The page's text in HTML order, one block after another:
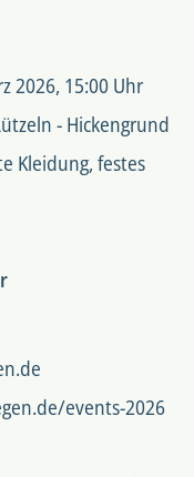
2026, 15:00 Uhr
- Hickengrund
Kleidung, festes
events-2026